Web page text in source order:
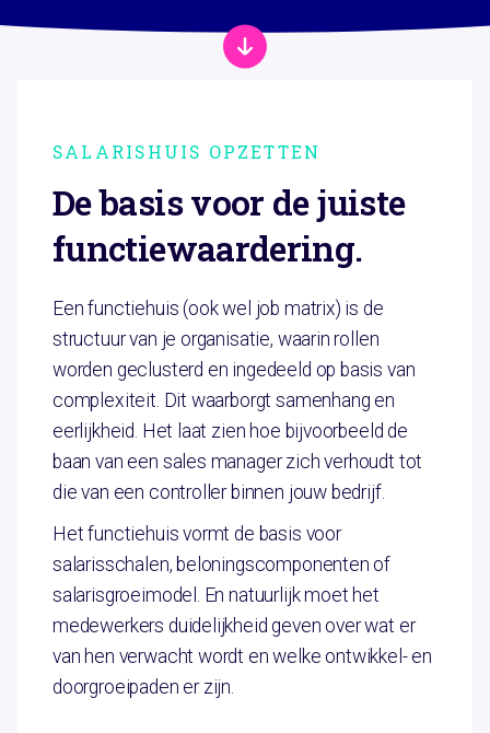
SALARISHUIS OPZETTEN
De basis voor de juiste
functiewaardering.
Een functiehuis (ook wel job matrix) is de
structuur van je organisatie, waarin rollen
worden geclusterd en ingedeeld op basis van
complexiteit. Dit waarborgt samenhang en
eerlijkheid. Het laat zien hoe bijvoorbeeld de
baan van een sales manager zich verhoudt tot
die van een controller binnen jouw bedrijf.
Het functiehuis vormt de basis voor
salarisschalen, beloningscomponenten of
salarisgroeimodel. En natuurlijk moet het
medewerkers duidelijkheid geven over wat er
van hen verwacht wordt en welke ontwikkel- en
doorgroeipaden er zijn.